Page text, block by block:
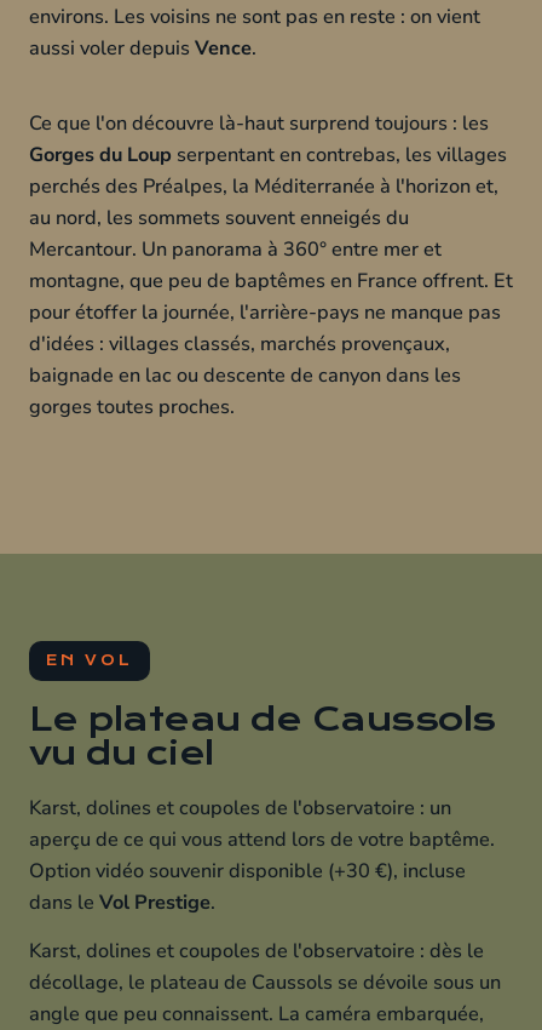
environs. Les voisins ne sont pas en reste : on vient
aussi voler depuis Vence.
Ce que l'on découvre là-haut surprend toujours : les
Gorges du Loup serpentant en contrebas, les villages
perchés des Préalpes, la Méditerranée à l'horizon et,
au nord, les sommets souvent enneigés du
Mercantour. Un panorama à 360° entre mer et
montagne, que peu de baptêmes en France offrent. Et
pour étoffer la journée, l'arrière-pays ne manque pas
d'idées : villages classés, marchés provençaux,
baignade en lac ou descente de canyon dans les
gorges toutes proches.
EN VOL
Le plateau de Caussols
vu du ciel
Karst, dolines et coupoles de l'observatoire : un
aperçu de ce qui vous attend lors de votre baptême.
Option vidéo souvenir disponible (+30 €), incluse
dans le Vol Prestige.
Karst, dolines et coupoles de l'observatoire : dès le
décollage, le plateau de Caussols se dévoile sous un
angle que peu connaissent. La caméra embarquée,